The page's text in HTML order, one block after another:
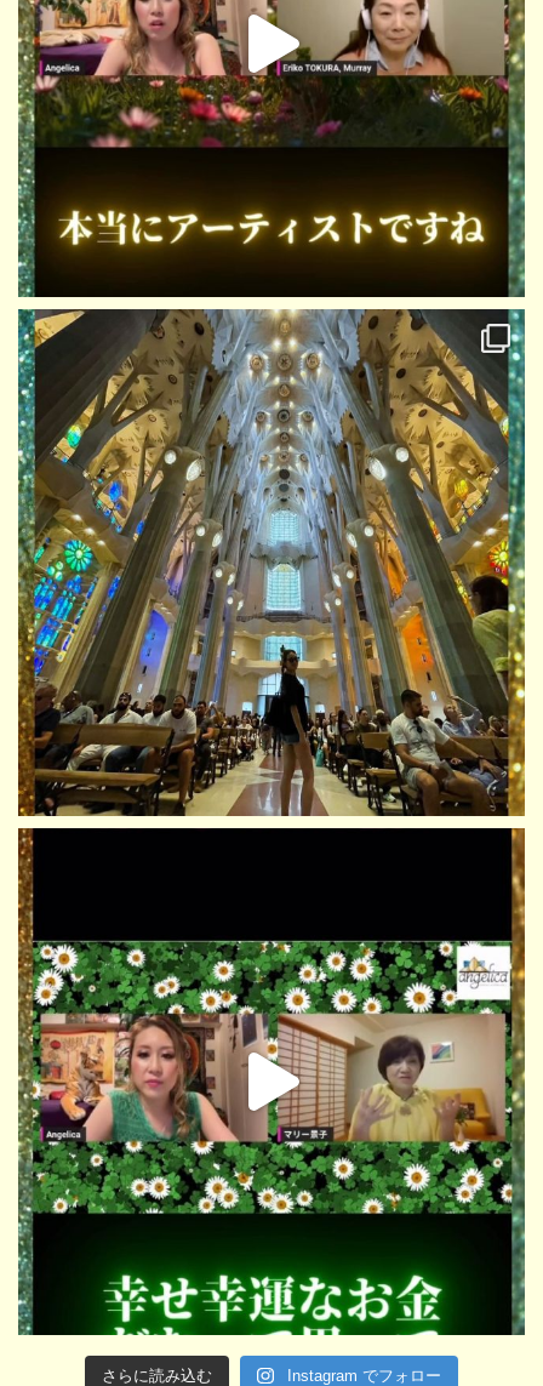
さらに読み込む Instagram でフォロー